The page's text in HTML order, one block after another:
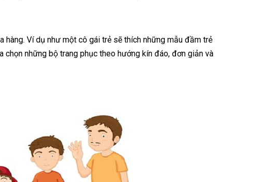
Ví dụ như một cô gái trẻ sẽ thích những mẫu đầm trẻ
những bộ trang phục theo hướng kín đáo, đơn giản và